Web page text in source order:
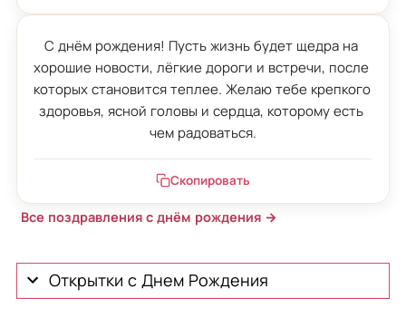
С днём рождения! Пусть жизнь будет щедра на
хорошие новости, лёгкие дороги и встречи, после
которых становится теплее. Желаю тебе крепкого
здоровья, ясной головы и сердца, которому есть
чем радоваться.
Скопировать
Все поздравления с днём рождения →
Открытки с Днем Рождения